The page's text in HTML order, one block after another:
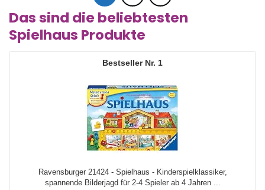
Das sind die beliebtesten
Spielhaus Produkte
1
Ravensburger 21424 - Spielhaus - Kinderspielklassiker,
spannende Bilderjagd für 2-4 Spieler ab 4 Jahren ...